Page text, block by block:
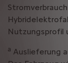
Nutzungsprofil
a Auslieferung